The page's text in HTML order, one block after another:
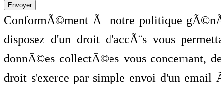
ConformÃ©ment Ã notre politique
disposez d'un droit d'accÃ¨s vous
donnÃ©es collectÃ©es vous concernant,
droit s'exerce par simple envoi d'un